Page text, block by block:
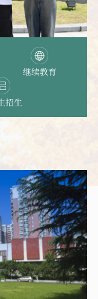
继续教育
招生